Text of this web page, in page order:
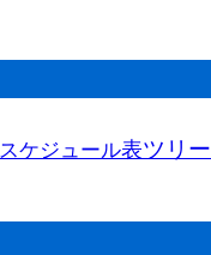
スケジュール表ツリー